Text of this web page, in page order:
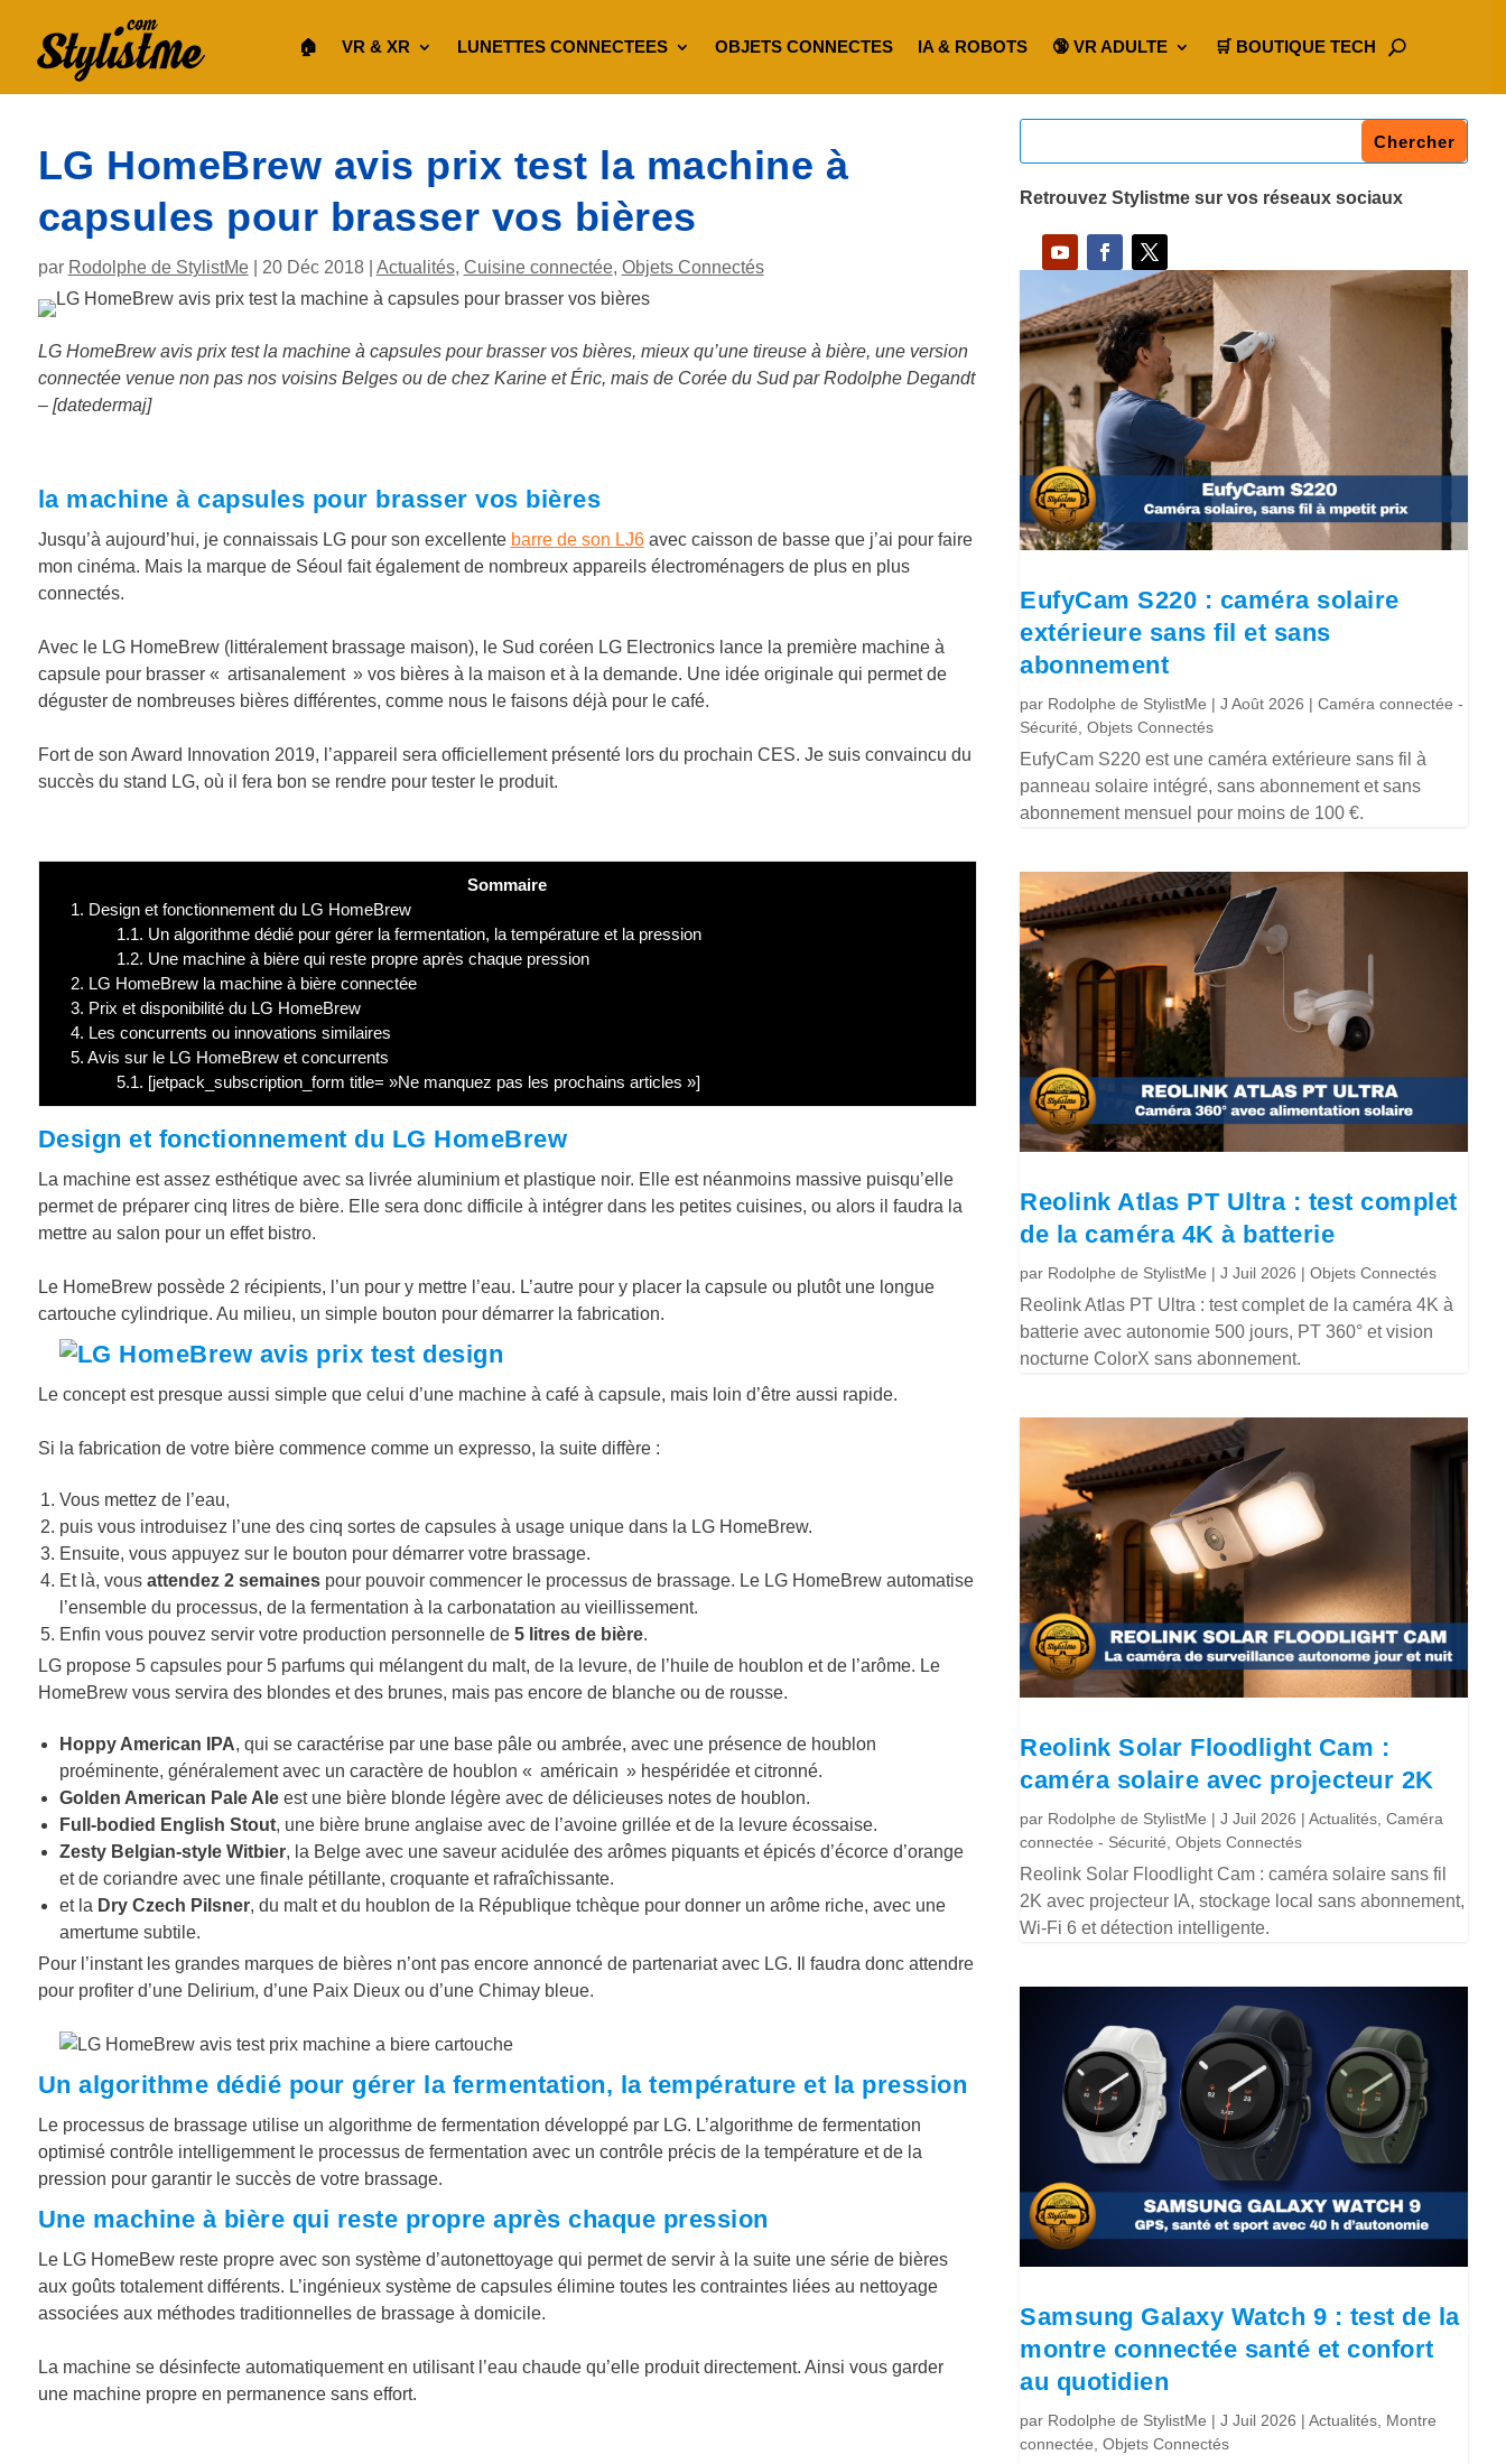
🏠︎ VR & XR LUNETTES CONNECTEES OBJETS CONNECTES IA & ROBOTS 🔞 VR ADULTE 🛒 BOUTIQUE TECH
LG HomeBrew avis prix test la machine à
capsules pour brasser vos bières
par Rodolphe de StylistMe| 20 Déc 2018| Actualités, Cuisine connectée, Objets Connectés
LG HomeBrew avis prix test la machine à capsules pour brasser vos bières, mieux qu’une tireuse à bière, une version
connectée venue non pas nos voisins Belges ou de chez Karine et Éric, mais de Corée du Sud par Rodolphe Degandt
– [datedermaj]
la machine à capsules pour brasser vos bières
Jusqu’à aujourd’hui, je connaissais LG pour son excellente barre de son LJ6avec caisson de basse que j’ai pour faire
mon cinéma. Mais la marque de Séoul fait également de nombreux appareils électroménagers de plus en plus
connectés.
Avec le LG HomeBrew (littéralement brassage maison), le Sud coréen LG Electronics lance la première machine à
capsule pour brasser « artisanalement » vos bières à la maison et à la demande. Une idée originale qui permet de
déguster de nombreuses bières différentes, comme nous le faisons déjà pour le café.
Fort de son Award Innovation 2019, l’appareil sera officiellement présenté lors du prochain CES. Je suis convaincu du
succès du stand LG, où il fera bon se rendre pour tester le produit.
Sommaire
1. Design et fonctionnement du LG HomeBrew
1.1. Un algorithme dédié pour gérer la fermentation, la température et la pression
1.2. Une machine à bière qui reste propre après chaque pression
2. LG HomeBrew la machine à bière connectée
3. Prix et disponibilité du LG HomeBrew
4. Les concurrents ou innovations similaires
5. Avis sur le LG HomeBrew et concurrents
5.1. [jetpack_subscription_form title= »Ne manquez pas les prochains articles »]
Design et fonctionnement du LG HomeBrew
La machine est assez esthétique avec sa livrée aluminium et plastique noir. Elle est néanmoins massive puisqu’elle
permet de préparer cinq litres de bière. Elle sera donc difficile à intégrer dans les petites cuisines, ou alors il faudra la
mettre au salon pour un effet bistro.
Le HomeBrew possède 2 récipients, l’un pour y mettre l’eau. L’autre pour y placer la capsule ou plutôt une longue
cartouche cylindrique. Au milieu, un simple bouton pour démarrer la fabrication.
Le concept est presque aussi simple que celui d’une machine à café à capsule, mais loin d’être aussi rapide.
Si la fabrication de votre bière commence comme un expresso, la suite diffère :
Vous mettez de l’eau,
puis vous introduisez l’une des cinq sortes de capsules à usage unique dans la LG HomeBrew.
Ensuite, vous appuyez sur le bouton pour démarrer votre brassage.
Et là, vous attendez 2 semainespour pouvoir commencer le processus de brassage. Le LG HomeBrew automatise
l’ensemble du processus, de la fermentation à la carbonatation au vieillissement.
Enfin vous pouvez servir votre production personnelle de 5 litres de bière.
LG propose 5 capsules pour 5 parfums qui mélangent du malt, de la levure, de l’huile de houblon et de l’arôme. Le
HomeBrew vous servira des blondes et des brunes, mais pas encore de blanche ou de rousse.
Hoppy American IPA, qui se caractérise par une base pâle ou ambrée, avec une présence de houblon
proéminente, généralement avec un caractère de houblon « américain » hespéridée et citronné.
Golden American Pale Aleest une bière blonde légère avec de délicieuses notes de houblon.
Full-bodied English Stout, une bière brune anglaise avec de l’avoine grillée et de la levure écossaise.
Zesty Belgian-style Witbier, la Belge avec une saveur acidulée des arômes piquants et épicés d’écorce d’orange
et de coriandre avec une finale pétillante, croquante et rafraîchissante.
et la Dry Czech Pilsner, du malt et du houblon de la République tchèque pour donner un arôme riche, avec une
amertume subtile.
Pour l’instant les grandes marques de bières n’ont pas encore annoncé de partenariat avec LG. Il faudra donc attendre
pour profiter d’une Delirium, d’une Paix Dieux ou d’une Chimay bleue.
Un algorithme dédié pour gérer la fermentation, la température et la pression
Le processus de brassage utilise un algorithme de fermentation développé par LG. L’algorithme de fermentation
optimisé contrôle intelligemment le processus de fermentation avec un contrôle précis de la température et de la
pression pour garantir le succès de votre brassage.
Une machine à bière qui reste propre après chaque pression
Le LG HomeBew reste propre avec son système d’autonettoyage qui permet de servir à la suite une série de bières
aux goûts totalement différents. L’ingénieux système de capsules élimine toutes les contraintes liées au nettoyage
associées aux méthodes traditionnelles de brassage à domicile.
La machine se désinfecte automatiquement en utilisant l’eau chaude qu’elle produit directement. Ainsi vous garder
une machine propre en permanence sans effort.
Retrouvez Stylistme sur vos réseaux sociaux
EufyCam S220 : caméra solaire
extérieure sans fil et sans
abonnement
par Rodolphe de StylistMe |J Août 2026 |Caméra connectée -
Sécurité ,Objets Connectés
EufyCam S220 est une caméra extérieure sans fil à
panneau solaire intégré, sans abonnement et sans
abonnement mensuel pour moins de 100 €.
Reolink Atlas PT Ultra : test complet
de la caméra 4K à batterie
par Rodolphe de StylistMe |J Juil 2026 |Objets Connectés
Reolink Atlas PT Ultra : test complet de la caméra 4K à
batterie avec autonomie 500 jours, PT 360° et vision
nocturne ColorX sans abonnement.
Reolink Solar Floodlight Cam :
caméra solaire avec projecteur 2K
par Rodolphe de StylistMe |J Juil 2026 |Actualités ,Caméra
connectée - Sécurité ,Objets Connectés
Reolink Solar Floodlight Cam : caméra solaire sans fil
2K avec projecteur IA, stockage local sans abonnement,
Wi-Fi 6 et détection intelligente.
Samsung Galaxy Watch 9 : test de la
montre connectée santé et confort
au quotidien
par Rodolphe de StylistMe |J Juil 2026 |Actualités Montre
connectée ,Objets Connectés